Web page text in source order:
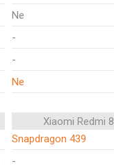
Ne
-
-
Ne
Xiaomi Redmi 8
Snapdragon 439
-